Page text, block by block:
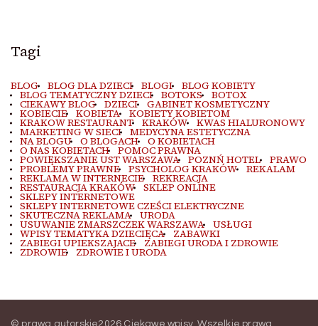
Tagi
BLOG BLOG DLA DZIECI BLOGI BLOG KOBIETY
BLOG TEMATYCZNY DZIECI BOTOKS BOTOX
CIEKAWY BLOG DZIECI GABINET KOSMETYCZNY
KOBIECIE KOBIETA KOBIETY KOBIETOM
KRAKOW RESTAURANT KRAKÓW KWAS HIALURONOWY
MARKETING W SIECI MEDYCYNA ESTETYCZNA
NA BLOGU O BLOGACH O KOBIETACH
O NAS KOBIETACH POMOC PRAWNA
POWIĘKSZANIE UST WARSZAWA POZNŃ HOTEL PRAWO
PROBLEMY PRAWNE PSYCHOLOG KRAKÓW REKALAM
REKLAMA W INTERNECIE REKREACJA
RESTAURACJA KRAKÓW SKLEP ONLINE
SKLEPY INTERNETOWE
SKLEPY INTERNETOWE CZEŚCI ELEKTRYCZNE
SKUTECZNA REKLAMA URODA
USUWANIE ZMARSZCZEK WARSZAWA USŁUGI
WPISY TEMATYKA DZIECIĘCA ZABAWKI
ZABIEGI UPIEKSZAJACE ZABIEGI URODA I ZDROWIE
ZDROWIE ZDROWIE I URODA
© prawa autorskie2026 Ciekawe wpisy . Wszelkie prawa